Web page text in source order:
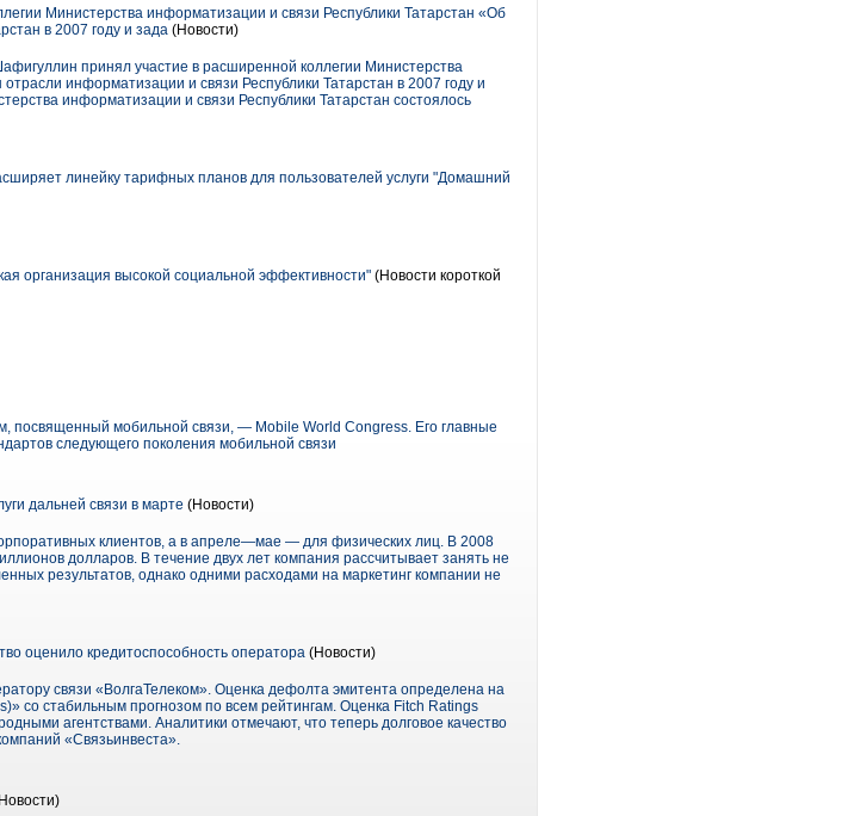
Министерства информатизации и связи Республики Татарстан «Об
в 2007 году и зада (Новости)
принял участие в расширенной коллегии Министерства
информатизации и связи Республики Татарстан в 2007 году и
информатизации и связи Республики Татарстан состоялось
линейку тарифных планов для пользователей услуги "Домашний
организация высокой социальной эффективности" (Новости короткой
мобильной связи, — Mobile World Congress. Его главные
следующего поколения мобильной связи
дальней связи в марте (Новости)
клиентов, а в апреле—мае — для физических лиц. В 2008
долларов. В течение двух лет компания рассчитывает занять не
результатов, однако одними расходами на маркетинг компании не
оценило кредитоспособность оператора (Новости)
связи «ВолгаТелеком». Оценка дефолта эмитента определена на
со стабильным прогнозом по всем рейтингам. Оценка Fitch Ratings
агентствами. Аналитики отмечают, что теперь долговое качество
«Связьинвеста».